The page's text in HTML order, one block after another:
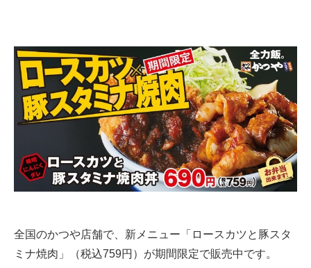
全国のかつや店舗で、新メニュー「ロースカツと豚スタ
ミナ焼肉」（税込759円）が期間限定で販売中です。